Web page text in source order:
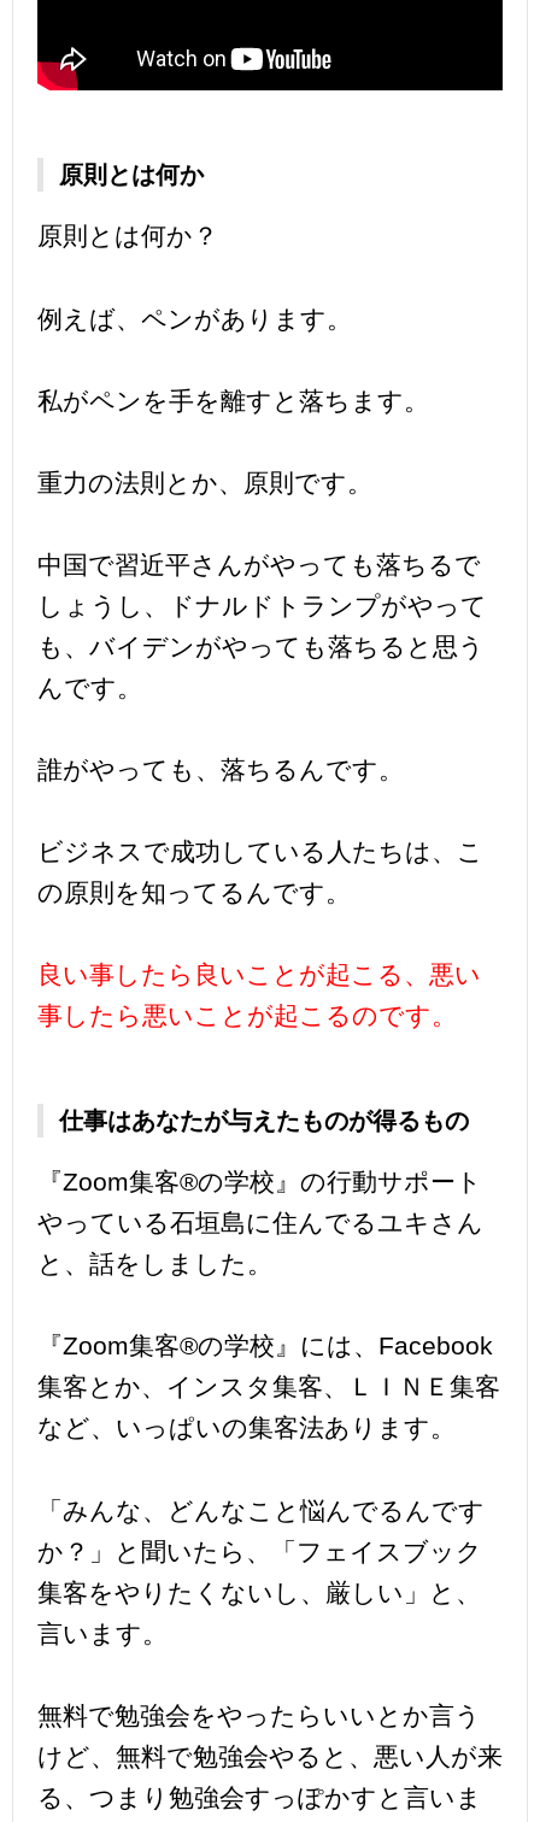
原則とは何か
原則とは何か？
例えば、ペンがあります。
私がペンを手を離すと落ちます。
重力の法則とか、原則です。
中国で習近平さんがやっても落ちるで
しょうし、ドナルドトランプがやって
も、バイデンがやっても落ちると思う
んです。
誰がやっても、落ちるんです。
ビジネスで成功している人たちは、こ
の原則を知ってるんです。
良い事したら良いことが起こる、悪い
事したら悪いことが起こるのです。
仕事はあなたが与えたものが得るもの
『Zoom集客®︎の学校』の行動サポート
やっている石垣島に住んでるユキさん
と、話をしました。
『Zoom集客®︎の学校』には、Facebook
集客とか、インスタ集客、ＬＩＮＥ集客
など、いっぱいの集客法あります。
「みんな、どんなこと悩んでるんです
か？」と聞いたら、「フェイスブック
集客をやりたくないし、厳しい」と、
言います。
無料で勉強会をやったらいいとか言う
けど、無料で勉強会やると、悪い人が来
る、つまり勉強会すっぽかすと言いま